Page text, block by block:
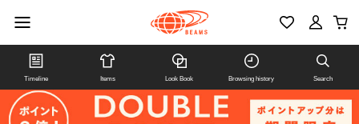
Timeline Items Look Book Browsing history Search